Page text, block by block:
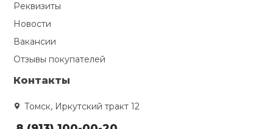
Реквизиты
Новости
Вакансии
Отзывы покупателей
Контакты
Томск, Иркутский тракт 12